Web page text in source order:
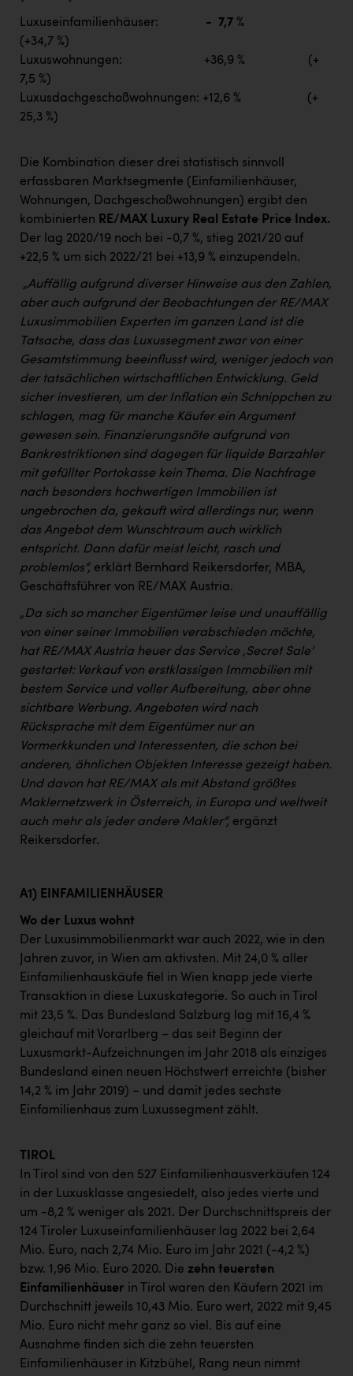
Luxuseinfamilienhäuser: - 7,7 %
(+34,7 %)
Luxuswohnungen: +36,9 % (+
7,5 %)
Luxusdachgeschoßwohnungen: +12,6 % (+
25,3 %)
Die Kombination dieser drei statistisch sinnvoll
erfassbaren Marktsegmente (Einfamilienhäuser,
Wohnungen, Dachgeschoßwohnungen) ergibt den
kombinierten RE/MAX Luxury Real Estate Price Index.
Der lag 2020/19 noch bei -0,7 %, stieg 2021/20 auf
+22,5 % um sich 2022/21 bei +13,9 % einzupendeln.
„Auffällig aufgrund diverser Hinweise aus den Zahlen,
aber auch aufgrund der Beobachtungen der RE/MAX
Luxusimmobilien Experten im ganzen Land ist die
Tatsache, dass das Luxussegment zwar von einer
Gesamtstimmung beeinflusst wird, weniger jedoch von
der tatsächlichen wirtschaftlichen Entwicklung. Geld
sicher investieren, um der Inflation ein Schnippchen zu
schlagen, mag für manche Käufer ein Argument
gewesen sein. Finanzierungsnöte aufgrund von
Bankrestriktionen sind dagegen für liquide Barzahler
mit gefüllter Portokasse kein Thema. Die Nachfrage
nach besonders hochwertigen Immobilien ist
ungebrochen da, gekauft wird allerdings nur, wenn
das Angebot dem Wunschtraum auch wirklich
entspricht. Dann dafür meist leicht, rasch und
problemlos“, erklärt Bernhard Reikersdorfer, MBA,
Geschäftsführer von RE/MAX Austria.
„Da sich so mancher Eigentümer leise und unauffällig
von einer seiner Immobilien verabschieden möchte,
hat RE/MAX Austria heuer das Service ‚Secret Sale‘
gestartet: Verkauf von erstklassigen Immobilien mit
bestem Service und voller Aufbereitung, aber ohne
sichtbare Werbung. Angeboten wird nach
Rücksprache mit dem Eigentümer nur an
Vormerkkunden und Interessenten, die schon bei
anderen, ähnlichen Objekten Interesse gezeigt haben.
Und davon hat RE/MAX als mit Abstand größtes
Maklernetzwerk in Österreich, in Europa und weltweit
auch mehr als jeder andere Makler“, ergänzt
Reikersdorfer.
A1) EINFAMILIENHÄUSER
Wo der Luxus wohnt
Der Luxusimmobilienmarkt war auch 2022, wie in den
Jahren zuvor, in Wien am aktivsten. Mit 24,0 % aller
Einfamilienhauskäufe fiel in Wien knapp jede vierte
Transaktion in diese Luxuskategorie. So auch in Tirol
mit 23,5 %. Das Bundesland Salzburg lag mit 16,4 %
gleichauf mit Vorarlberg – das seit Beginn der
Luxusmarkt-Aufzeichnungen im Jahr 2018 als einziges
Bundesland einen neuen Höchstwert erreichte (bisher
14,2 % im Jahr 2019) – und damit jedes sechste
Einfamilienhaus zum Luxussegment zählt.
TIROL
In Tirol sind von den 527 Einfamilienhausverkäufen 124
in der Luxusklasse angesiedelt, also jedes vierte und
um -8,2 % weniger als 2021. Der Durchschnittspreis der
124 Tiroler Luxuseinfamilienhäuser lag 2022 bei 2,64
Mio. Euro, nach 2,74 Mio. Euro im Jahr 2021 (-4,2 %)
bzw. 1,96 Mio. Euro 2020. Die zehn teuersten
Einfamilienhäuser in Tirol waren den Käufern 2021 im
Durchschnitt jeweils 10,43 Mio. Euro wert, 2022 mit 9,45
Mio. Euro nicht mehr ganz so viel. Bis auf eine
Ausnahme finden sich die zehn teuersten
Einfamilienhäuser in Kitzbühel, Rang neun nimmt